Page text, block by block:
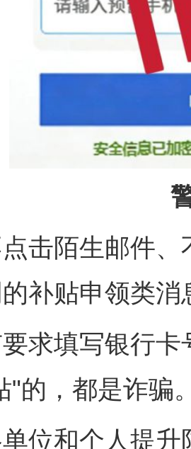
陌生邮件、
补贴申领类消
填写银行卡
"的，都是诈骗
和个人提升
责任有效落实 一纸欠